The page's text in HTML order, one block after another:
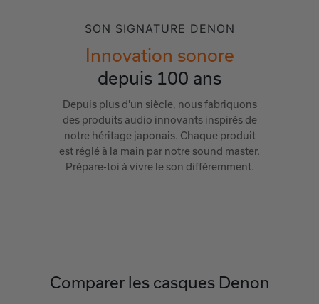
SON SIGNATURE DENON
Innovation sonore
depuis 100 ans
Depuis plus d'un siècle, nous fabriquons
des produits audio innovants inspirés de
notre héritage japonais. Chaque produit
est réglé à la main par notre sound master.
Prépare-toi à vivre le son différemment.
Comparer les casques Denon